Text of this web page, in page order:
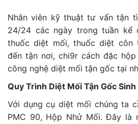
Nhân viên kỹ thuật tư vấn tận
24/24 các ngày trong tuần kể
thuốc diệt mối, thuốc diệt côn
đến tận nơi, chi9r cách đặc
công nghệ diệt mối tận gốc tại
Quy Trình Diệt Mối Tận Gốc Sinh
Với dụng cụ diệt mối chúng ta
PMC 90, Hộp Nhử Mối. Đây là